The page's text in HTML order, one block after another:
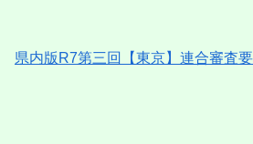
県内版R7第三回【東京】連合審査